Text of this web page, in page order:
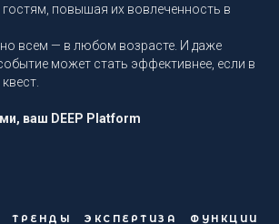
гостям, повышая их вовлеченность в
всем — в любом возрасте. И даже
может стать эффективнее, если в
ваш DEEP Platform
ТРЕНДЫ ЭКСПЕРТИЗА ФУНКЦИИ